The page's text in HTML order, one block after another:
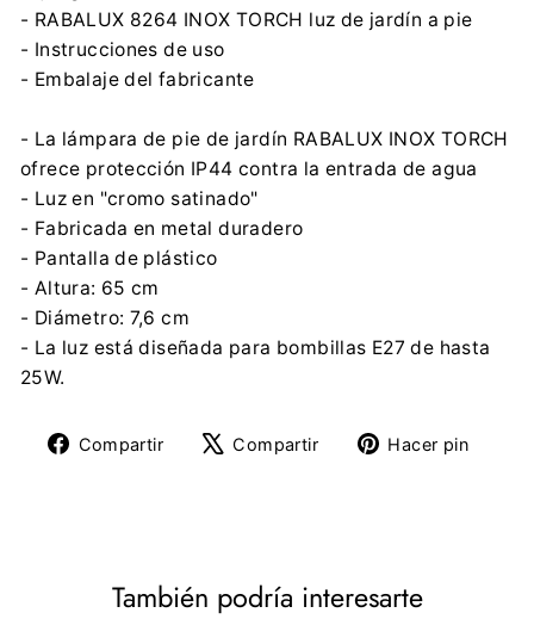
- RABALUX 8264 INOX TORCH luz de jardín a pie
- Instrucciones de uso
- Embalaje del fabricante
- La lámpara de pie de jardín RABALUX INOX TORCH
ofrece protección IP44 contra la entrada de agua
- Luz en "cromo satinado"
- Fabricada en metal duradero
- Pantalla de plástico
- Altura: 65 cm
- Diámetro: 7,6 cm
- La luz está diseñada para bombillas E27 de hasta
25W.
Compartir
CompartirCompartir
TuitearHacer pin
También podría interesarte